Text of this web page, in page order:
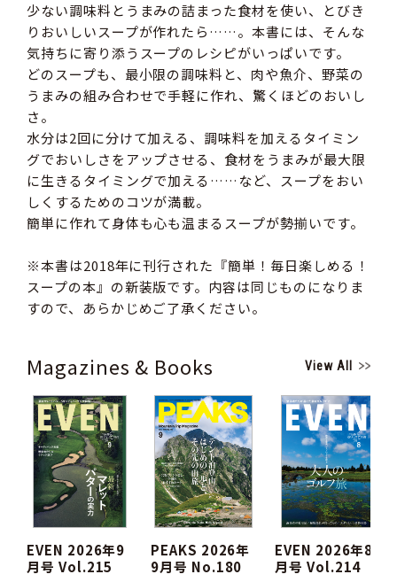
少ない調味料とうまみの詰まった食材を使い、とびき
りおいしいスープが作れたら……。本書には、そんな
気持ちに寄り添うスープのレシピがいっぱいです。
どのスープも、最小限の調味料と、肉や魚介、野菜の
うまみの組み合わせで手軽に作れ、驚くほどのおいし
さ。
水分は2回に分けて加える、調味料を加えるタイミン
グでおいしさをアップさせる、食材をうまみが最大限
に生きるタイミングで加える……など、スープをおい
しくするためのコツが満載。
簡単に作れて身体も心も温まるスープが勢揃いです。
※本書は2018年に刊行された『簡単！毎日楽しめる！
スープの本』の新装版です。内容は同じものになりま
すので、あらかじめご了承ください。
Magazines & Books View All
EVEN 2026年9
月号 Vol.215
PEAKS 2026年
9月号 No.180
EVEN 2026年8
月号 Vol.214